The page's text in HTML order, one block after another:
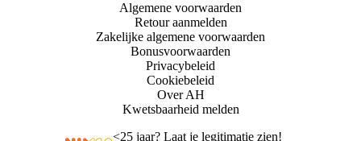
Algemene voorwaarden
Retour aanmelden
Zakelijke algemene voorwaarden
Bonusvoorwaarden
Privacybeleid
Cookiebeleid
Over AH
Kwetsbaarheid melden
<25 jaar? Laat je legitimatie zien!